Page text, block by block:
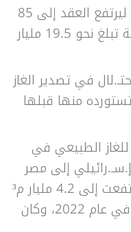
◾ لاحقًا في 2019، عُدل الاتفاق ليرتفع العقد إلى 85
مليار م³ غاز، لمدة 15 سنة، بقيمة تبلغ نحو 19.5 مليار
دولة الاحتـ.لال في تصدير الغاز
منها قبلها
للغاز الطبيعي في
إلى مصر
2.2 مليار م³ في عام 2020، وارتفعت إلى 4.2 مليار م³
في عام 2021، ثم 6.3 مليار م³ في عام 2022، وكان